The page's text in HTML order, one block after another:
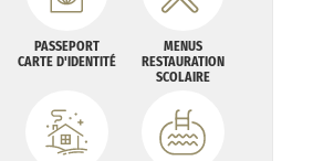
PASSEPORT
CARTE D'IDENTITÉ
MENUS
RESTAURATION
SCOLAIRE